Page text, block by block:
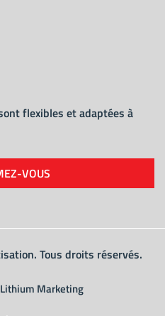
flexibles et adaptées à
VOUS
Tous droits réservés.
Lithium Marketing